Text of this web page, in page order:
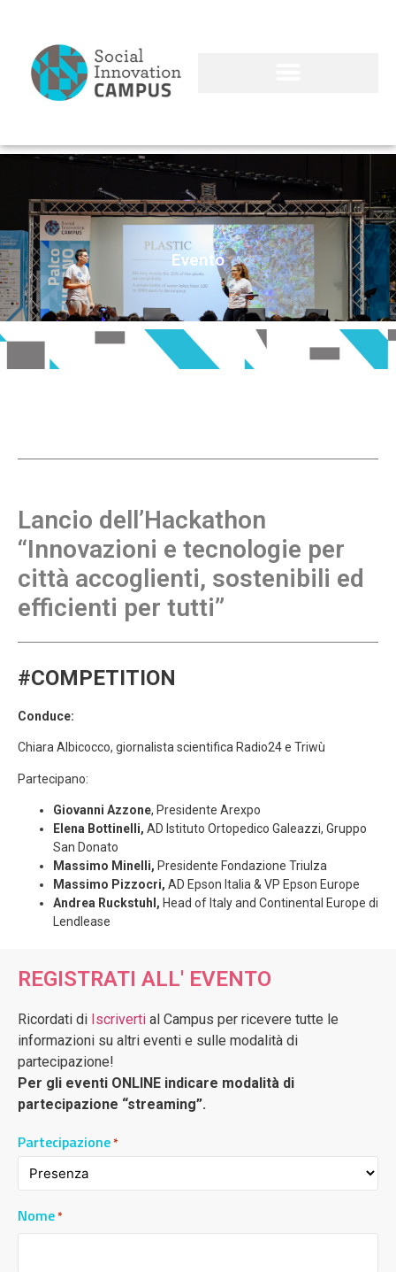
Evento
Lancio dell’Hackathon
“Innovazioni e tecnologie per
città accoglienti, sostenibili ed
efficienti per tutti”
#COMPETITION
Conduce:
Chiara Albicocco, giornalista scientifica Radio24 e Triwù
Partecipano:
Giovanni Azzone, Presidente Arexpo
Elena Bottinelli, AD Istituto Ortopedico Galeazzi, Gruppo
San Donato
Massimo Minelli, Presidente Fondazione Triulza
Massimo Pizzocri, AD Epson Italia & VP Epson Europe
Andrea Ruckstuhl, Head of Italy and Continental Europe di
Lendlease
REGISTRATI ALL' EVENTO
Ricordati di Iscriverti al Campus per ricevere tutte le
informazioni su altri eventi e sulle modalità di
partecipazione!
Per gli eventi ONLINE indicare modalità di
partecipazione “streaming”.
Partecipazione*
Nome*